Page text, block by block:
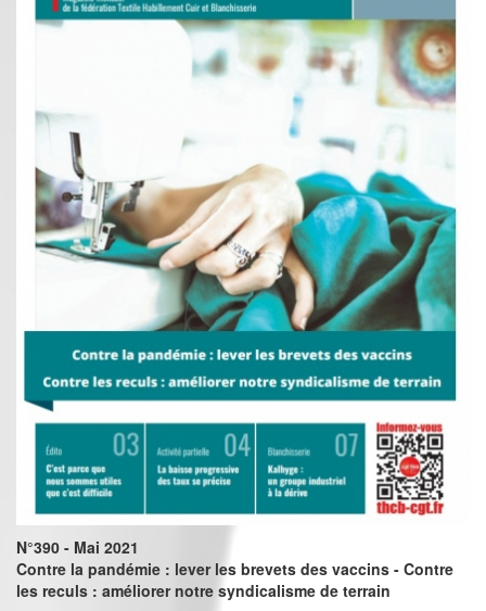
N°390 - Mai 2021
Contre la pandémie : lever les brevets des vaccins - Contre
les reculs : améliorer notre syndicalisme de terrain